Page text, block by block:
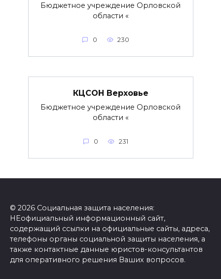
Бюджетное учреждение Орловской
области «
0 230
КЦСОН Верховье
Бюджетное учреждение Орловской
области «
0 231
© 2026 Социальная защита населения:
НЕофициальный информационный сайт,
содержащий ссылки на официальные сайты, адреса,
телефоны органы социальной защиты населения, а
также контактные данные юристов-консультантов
для оперативного решения Ваших вопросов.